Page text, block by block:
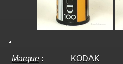
Marque : KODAK